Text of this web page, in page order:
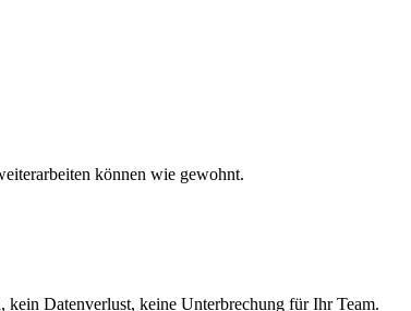
können wie gewohnt.
Datenverlust, keine Unterbrechung für Ihr Team.